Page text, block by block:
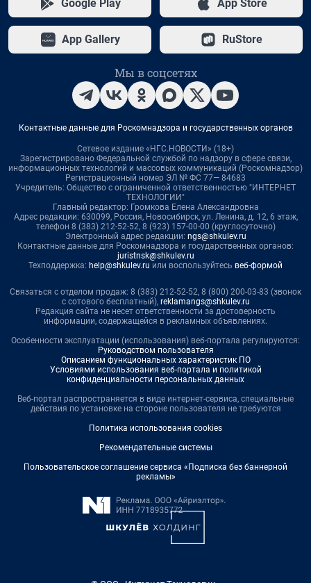
Google Play App Store
App Gallery RuStore
Мы в соцсетях
Контактные данные для Роскомнадзора и государственных органов
Сетевое издание «НГС.НОВОСТИ» (18+)
Зарегистрировано Федеральной службой по надзору в сфере связи,
информационных технологий и массовых коммуникаций (Роскомнадзор)
Регистрационный номер ЭЛ № ФС 77— 84683
Учредитель: Общество с ограниченной ответственностью "ИНТЕРНЕТ
ТЕХНОЛОГИИ"
Главный редактор: Громкова Елена Александровна
Адрес редакции: 630099, Россия, Новосибирск, ул. Ленина, д. 12, 6 этаж,
телефон 8 (383) 212-52-52, 8 (923) 157-00-00 (круглосуточно)
Электронный адрес редакции: ngs@shkulev.ru
Контактные данные для Роскомнадзора и государственных органов:
juristnsk@shkulev.ru
Техподдержка: help@shkulev.ru или воспользуйтесь веб-формой
Связаться с отделом продаж: 8 (383) 212-52-52, 8 (800) 200-03-83 (звонок
с сотового бесплатный), reklamangs@shkulev.ru
Редакция сайта не несет ответственности за достоверность
информации, содержащейся в рекламных объявлениях.
Особенности эксплуатации (использования) веб-портала регулируются:
Руководством пользователя
Описанием функциональных характеристик ПО
Условиями использования веб-портала и политикой
конфиденциальности персональных данных
Веб-портал распространяется в виде интернет-сервиса, специальные
действия по установке на стороне пользователя не требуются
Политика использования cookies
Рекомендательные системы
Пользовательское соглашение сервиса «Подписка без баннерной
рекламы»